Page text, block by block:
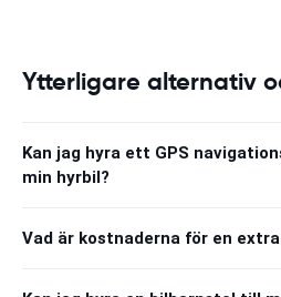
Ytterligare alternativ
Kan jag hyra ett GPS
min hyrbil?
Vad är kostnaderna för en